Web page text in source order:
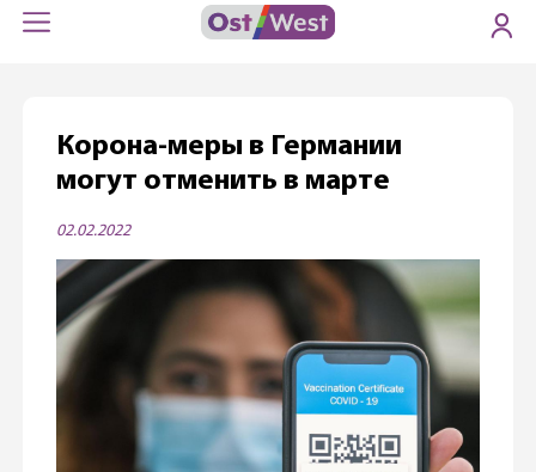
Корона-меры в Германии
могут отменить в марте
02.02.2022